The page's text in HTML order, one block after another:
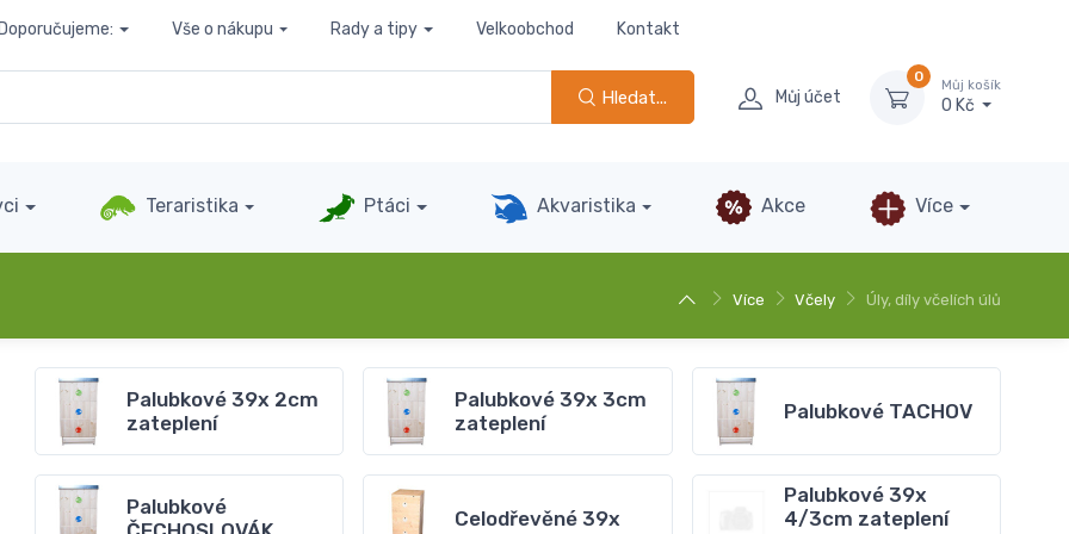
Vše o nákupu Rady a tipy Velkoobchod Kontakt
Hledat... Můj účet
0
Můj košík
0 Kč
Teraristika Ptáci Akvaristika Akce Více
Více Včely Úly, díly včelích úlů
Palubkové 39x 2cm
zateplení
Palubkové 39x 3cm
zateplení
Palubkové TACHOV
Palubkové
Celodřevěné 39x
Palubkové 39x
4/3cm zateplení